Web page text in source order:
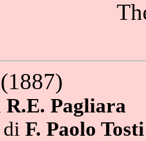
(1887)
R.E. Pagliara
F. Paolo